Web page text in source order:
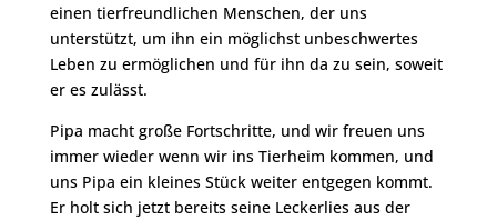
einen tierfreundlichen Menschen, der uns
unterstützt, um ihn ein möglichst unbeschwertes
Leben zu ermöglichen und für ihn da zu sein, soweit
er es zulässt.
Pipa macht große Fortschritte, und wir freuen uns
immer wieder wenn wir ins Tierheim kommen, und
uns Pipa ein kleines Stück weiter entgegen kommt.
Er holt sich jetzt bereits seine Leckerlies aus der